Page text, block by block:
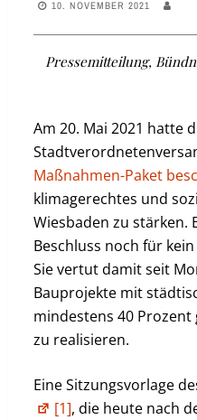
10. NOVEMBER 2021
Pressemitteilung,
Am 20. Mai 2021 hatte
Maßnahmen-Paket
klimagerechtes und
Wiesbaden zu stärken.
Beschluss noch für
Sie vertut damit seit
Bauprojekte mit
mindestens 40
zu realisieren.
Eine Sitzungsvorlage
[1], die heute nach